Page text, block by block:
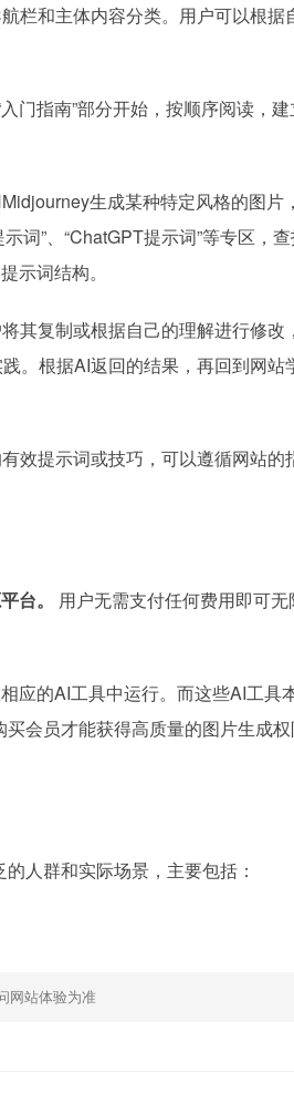
栏和主体内容分类。用户可以根
入门指南”部分开始，按顺序阅读，
生成某种特定风格的图
词”、“ChatGPT提示词”等专区，
示词结构。
其复制或根据自己的理解进行修
。根据AI返回的结果，再回到网
效提示词或技巧，可以遵循网站
台。
用户无需支付任何费用即可
应的AI工具中运行。而这些AI工具
会员才能获得高质量的图片生成
人群和实际场景，主要包括：
网站体验为准